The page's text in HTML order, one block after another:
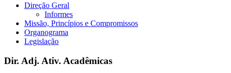
Direção Geral
Informes
Missão, Princípios e Compromissos
Organograma
Legislação
Dir. Adj. Ativ. Acadêmicas